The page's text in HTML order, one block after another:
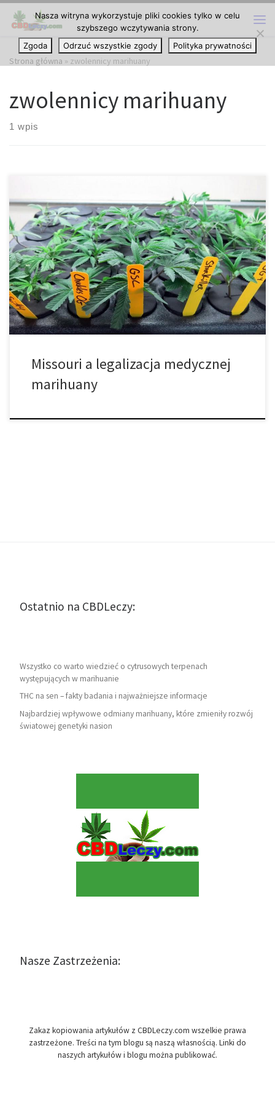
Przejdź do treści
Strona główna » zwolennicy marihuany
zwolennicy marihuany
1 wpis
Po Illinois, Gainesville poszła krok bliżej do otworzenia
przychodni oferujących medyczną marihuanę, pozwalając na
otworzenie sklepu w mieście. Miastowi komisarze w czwartek
głosowali w sprawie zmienienia sposobu na zagospodarowanie
przestrzenne miasta, aby umożliwić otwarcie przychodni w
niektórych obszarach przeznaczonych pod biura, usługi
medyczne lub miejski użytek mieszany. Komisja musi zatwierdzić
[…]
Missouri a legalizacja medycznej
marihuany
Ostatnio na CBDLeczy:
Wszystko co warto wiedzieć o cytrusowych terpenach
występujących w marihuanie
THC na sen – fakty badania i najważniejsze informacje
Najbardziej wpływowe odmiany marihuany, które zmieniły rozwój
światowej genetyki nasion
Nasze Zastrzeżenia:
Zakaz kopiowania artykułów z CBDLeczy.com wszelkie prawa
zastrzeżone. Treści na tym blogu są naszą własnością. Linki do
naszych artykułów i blogu można publikować.
Nasza witryna wykorzystuje pliki cookies tylko w celu
szybszego wczytywania strony.
Zgoda
Odrzuć wszystkie zgody Polityka prywatności